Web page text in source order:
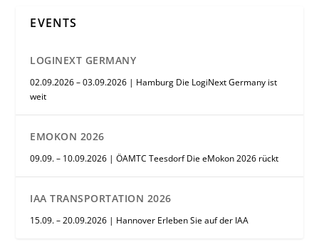
EVENTS
LOGINEXT GERMANY
02.09.2026 – 03.09.2026 | Hamburg Die LogiNext Germany ist
weit
EMOKON 2026
09.09. – 10.09.2026 | ÖAMTC Teesdorf Die eMokon 2026 rückt
IAA TRANSPORTATION 2026
15.09. – 20.09.2026 | Hannover Erleben Sie auf der IAA